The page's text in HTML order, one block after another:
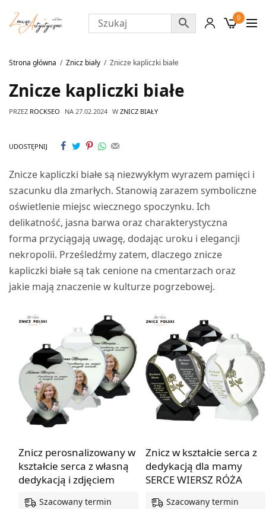
0
Strona główna Znicz biały Znicze kapliczki białe
Znicze kapliczki białe
PRZEZ ROCKSEO NA 27.02.2024 W ZNICZ BIAŁY
UDOSTĘPNIJ
Znicze kapliczki białe są niezwykłym wyrazem pamięci i
szacunku dla zmarłych. Stanowią zarazem symboliczne
oświetlenie miejsc wiecznego spoczynku. Ich
delikatność, jasna barwa oraz charakterystyczna
forma przyciągają uwagę, dodając uroku i elegancji
nekropolii. Prześledźmy zatem, dlaczego znicze
kapliczki białe są tak cenione na cmentarzach oraz
jakie mają znaczenie w kulturze pogrzebowej.
Znicz perosnalizowany w
kształcie serca z własną
dedykacją i zdjęciem
Szacowany termin
Znicz w kształcie serca z
dedykacją dla mamy
SERCE WIERSZ RÓŻA
Szacowany termin